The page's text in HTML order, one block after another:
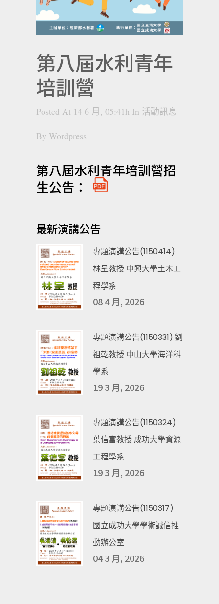
第八屆水利青年
培訓營
Posted At 14 6 月, 05:41h In 活動訊息
By Wordpress
第八屆水利青年培訓營招
生公告：
最新演講公告
專題演講公告(1150414)
林呈教授 中興大學土木工
程學系
08 4 月, 2026
專題演講公告(1150331) 劉
祖乾教授 中山大學海洋科
學系
19 3 月, 2026
專題演講公告(1150324)
葉信富教授 成功大學資源
工程學系
19 3 月, 2026
專題演講公告(1150317)
國立成功大學學術誠信推
動辦公室
04 3 月, 2026